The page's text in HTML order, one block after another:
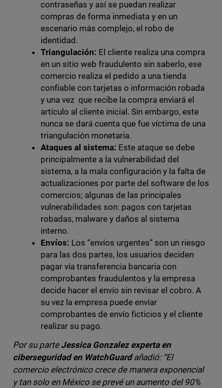
contraseñas y así se puedan realizar
compras de forma inmediata y en un
escenario más complejo, el robo de
identidad.
Triangulación: El cliente realiza una compra
en un sitio web fraudulento sin saberlo, ese
comercio realiza el pedido a una tienda
confiable con tarjetas o información robada
y una vez que recibe la compra enviará el
artículo al cliente inicial. Sin embargo, este
nunca se dará cuenta que fue víctima de una
triangulación monetaria.
Ataques al sistema: Este ataque se debe
principalmente a la vulnerabilidad del
sistema, a la mala configuración y la falta de
actualizaciones por parte del software de los
comercios; algunas de las principales
vulnerabilidades son: pagos con tarjetas
robadas, malware y daños al sistema
interno.
Envíos: Los “envíos urgentes” son un riesgo
para las dos partes, los usuarios deciden
pagar vía transferencia bancaria con
comprobantes fraudulentos y la empresa
decide hacer el envío sin revisar el cobro. A
su vez la empresa puede envíar
comprobantes de envío ficticios y el cliente
realizar su pago.
Por su parte Jessica Gonzalez experta en
ciberseguridad en WatchGuardañadió: “El
comercio electrónico crece de manera exponencial
y tan solo en México se prevé un aumento del 90%